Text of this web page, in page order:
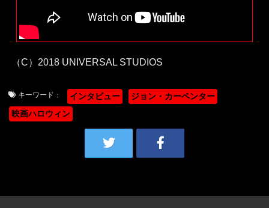
（C）2018 UNIVERSAL STUDIOS
キーワード： インタビュー
ジョン・カーペンター
映画ハロウィン